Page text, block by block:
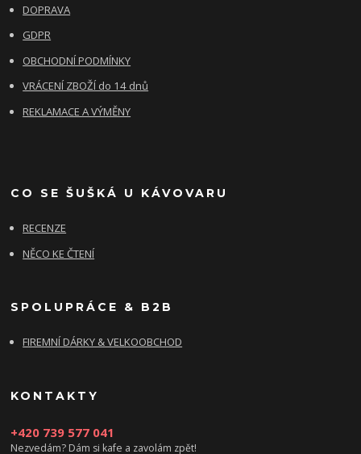
DOPRAVA
GDPR
OBCHODNÍ PODMÍNKY
VRÁCENÍ ZBOŽÍ do 14 dnů
REKLAMACE A VÝMĚNY
CO SE ŠUŠKÁ U KÁVOVARU
RECENZE
NĚCO KE ČTENÍ
SPOLUPRÁCE & B2B
FIREMNÍ DÁRKY & VELKOOBCHOD
KONTAKTY
+420 739 577 041
Nezvedám? Dám si kafe a zavolám zpět!